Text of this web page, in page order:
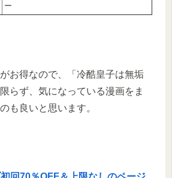
ー
お得なので、「冷酷皇子は無垢
らず、気になっている漫画をま
も良いと思います。